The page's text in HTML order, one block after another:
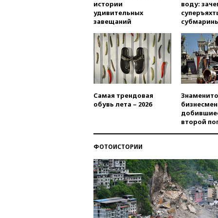
истории
удивительных
завещаний
воду:
Самая трендовая
обувь лета – 2026
второй
ФОТОИСТОРИИ